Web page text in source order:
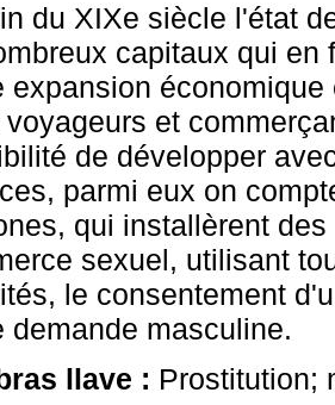
du XIXe siècle l'état
capitaux qui en
expansion
voyageurs et
de développer
parmi eux on
qui installèrent
sexuel, utilisant
le consentement
demande masculine.
llave : Prostitution;